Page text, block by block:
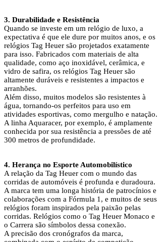
3. Durabilidade e Resistência
Quando se investe em um relógio de luxo, a
expectativa é que ele dure por muitos anos, e os
relógios Tag Heuer são projetados exatamente
para isso. Fabricados com materiais de alta
qualidade, como aço inoxidável, cerâmica, e
vidro de safira, os relógios Tag Heuer são
altamente duráveis e resistentes a impactos e
arranhões.
Além disso, muitos modelos são resistentes à
água, tornando-os perfeitos para uso em
atividades esportivas, como mergulho e natação.
A linha Aquaracer, por exemplo, é amplamente
conhecida por sua resistência a pressões de até
300 metros de profundidade.
4. Herança no Esporte Automobilístico
A relação da Tag Heuer com o mundo das
corridas de automóveis é profunda e duradoura.
A marca tem uma longa história de patrocínios e
colaborações com a Fórmula 1, e muitos de seus
relógios foram inspirados pela paixão pelas
corridas. Relógios como o Tag Heuer Monaco e
o Carrera são símbolos dessa conexão.
A precisão dos cronógrafos da marca,